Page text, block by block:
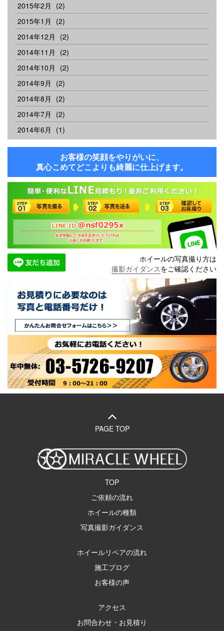
2015年2月
(2)
2015年1月
(2)
2014年12月
(2)
2014年11月
(2)
2014年10月
(2)
2014年9月
(2)
2014年8月
(2)
2014年7月
(2)
2014年6月
(1)
お客様の笑顔をやりがいに、
真心こめてどこよりも綺麗に仕上げます。
ホイールの写真撮り方は
撮影ガイダンスをご確認ください
PAGE TOP
TOP
ご依頼の流れ
ホイールの種類
写真撮影ガイダンス
ホイールリペアの流れ
施工ブログ
お客様の声
アクセス
お問合わせ・お見積り